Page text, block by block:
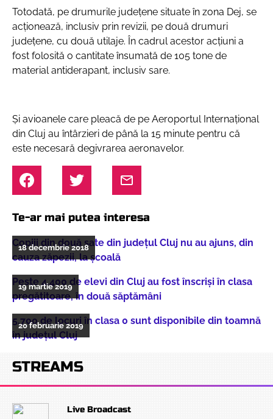
Totodată, pe drumurile judeţene situate în zona Dej, se
acţionează, inclusiv prin revizii, pe două drumuri
judeţene, cu două utilaje. În cadrul acestor acţiuni a
fost folosită o cantitate însumată de 105 tone de
material antiderapant, inclusiv sare.
Și avioanele care pleacă de pe Aeroportul Internațional
din Cluj au întârzieri de până la 15 minute pentru că
este necesară degivrarea aeronavelor.
Te-ar mai putea interesa
Copiii din două sate din județul Cluj nu au ajuns, din
cauza zăpezii, la școală
18 decembrie 2018
Peste 4.400 de elevi din Cluj au fost înscriși în clasa
pregătitoare, în două săptămâni
19 martie 2019
5.700 de locuri în clasa 0 sunt disponibile din toamnă
în județul Cluj
20 februarie 2019
STREAMS
Live Broadcast